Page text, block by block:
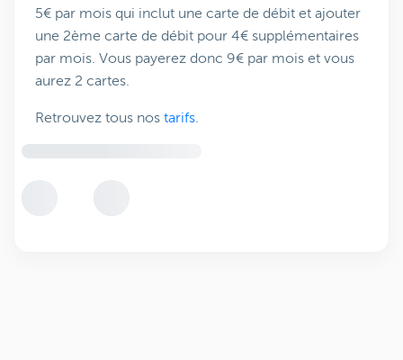
5€ par mois qui inclut une carte de débit et ajouter
une 2ème carte de débit pour 4€ supplémentaires
par mois. Vous payerez donc 9€ par mois et vous
aurez 2 cartes.
Retrouvez tous nos tarifs.